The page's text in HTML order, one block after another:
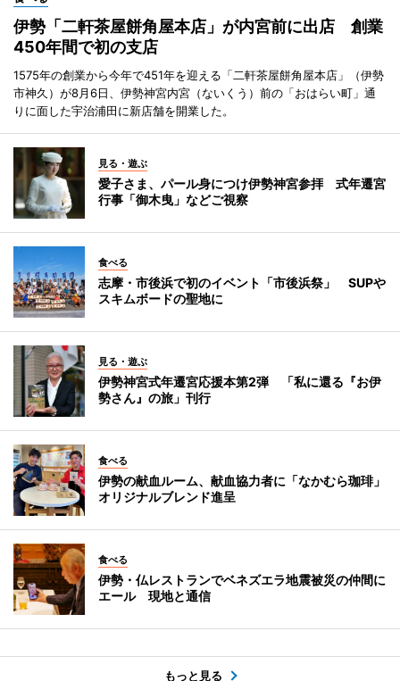
伊勢「二軒茶屋餅角屋本店」が内宮前に出店 創業
450年間で初の支店
1575年の創業から今年で451年を迎える「二軒茶屋餅角屋本店」（伊勢
市神久）が8月6日、伊勢神宮内宮（ないくう）前の「おはらい町」通
りに面した宇治浦田に新店舗を開業した。
見る・遊ぶ
愛子さま、パール身につけ伊勢神宮参拝 式年遷宮
行事「御木曳」などご視察
食べる
志摩・市後浜で初のイベント「市後浜祭」 SUPや
スキムボードの聖地に
見る・遊ぶ
伊勢神宮式年遷宮応援本第2弾 「私に還る『お伊
勢さん』の旅」刊行
食べる
伊勢の献血ルーム、献血協力者に「なかむら珈琲」
オリジナルブレンド進呈
食べる
伊勢・仏レストランでベネズエラ地震被災の仲間に
エール 現地と通信
もっと見る